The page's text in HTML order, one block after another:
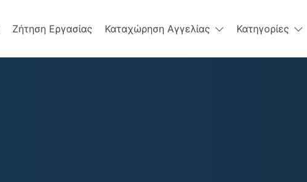
Ζήτηση Εργασίας Καταχώρηση Αγγελίας Κατηγορίες